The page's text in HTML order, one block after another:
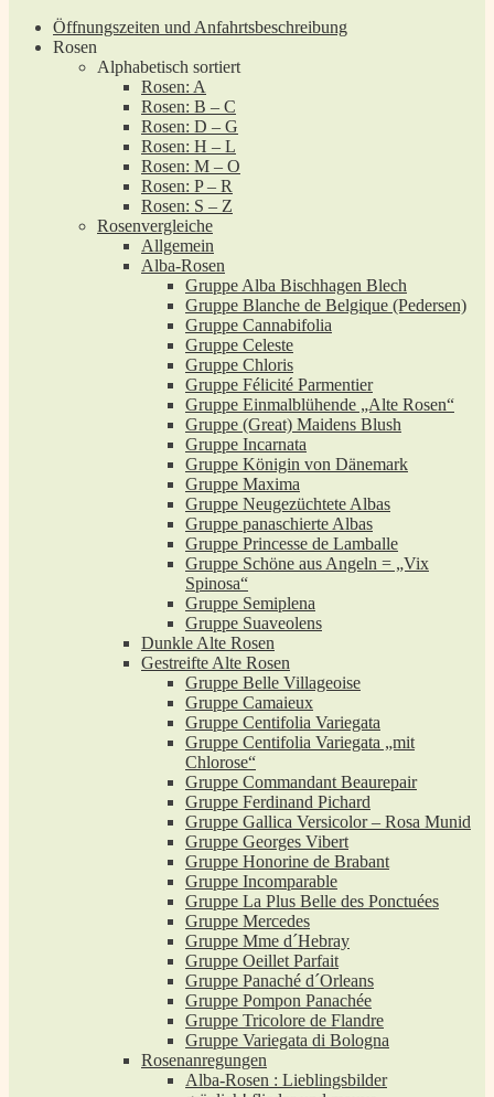
Öffnungszeiten und Anfahrtsbeschreibung
Rosen
Alphabetisch sortiert
Rosen: A
Rosen: B – C
Rosen: D – G
Rosen: H – L
Rosen: M – O
Rosen: P – R
Rosen: S – Z
Rosenvergleiche
Allgemein
Alba-Rosen
Gruppe Alba Bischhagen Blech
Gruppe Blanche de Belgique (Pedersen)
Gruppe Cannabifolia
Gruppe Celeste
Gruppe Chloris
Gruppe Félicité Parmentier
Gruppe Einmalblühende „Alte Rosen“
Gruppe (Great) Maidens Blush
Gruppe Incarnata
Gruppe Königin von Dänemark
Gruppe Maxima
Gruppe Neugezüchtete Albas
Gruppe panaschierte Albas
Gruppe Princesse de Lamballe
Gruppe Schöne aus Angeln = „Vix
Spinosa“
Gruppe Semiplena
Gruppe Suaveolens
Dunkle Alte Rosen
Gestreifte Alte Rosen
Gruppe Belle Villageoise
Gruppe Camaieux
Gruppe Centifolia Variegata
Gruppe Centifolia Variegata „mit
Chlorose“
Gruppe Commandant Beaurepair
Gruppe Ferdinand Pichard
Gruppe Gallica Versicolor – Rosa Munid
Gruppe Georges Vibert
Gruppe Honorine de Brabant
Gruppe Incomparable
Gruppe La Plus Belle des Ponctuées
Gruppe Mercedes
Gruppe Mme d´Hebray
Gruppe Oeillet Parfait
Gruppe Panaché d´Orleans
Gruppe Pompon Panachée
Gruppe Tricolore de Flandre
Gruppe Variegata di Bologna
Rosenanregungen
Alba-Rosen : Lieblingsbilder